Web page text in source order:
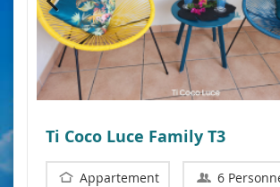
Ti Coco Luce Family T3
Appartement 6